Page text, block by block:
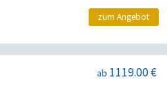
zum Angebot
ab 1119.00 €